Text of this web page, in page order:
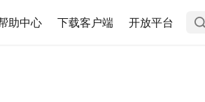
助中心 下载客户端 开放平台